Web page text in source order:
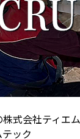
式会社ティエ
ック